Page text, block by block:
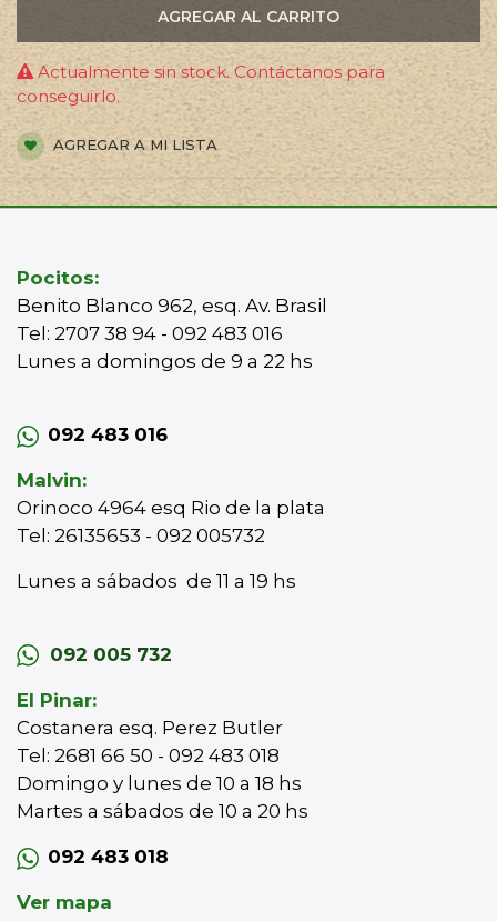
AGREGAR AL CARRITO
Actualmente sin stock. Contáctanos para
conseguirlo.
AGREGAR A MI LISTA
Pocitos:
Benito Blanco 962, esq. Av. Brasil
Tel: 2707 38 94 - 092 483 016
Lunes a domingos de 9 a 22 hs
092 483 016
Malvin:
Orinoco 4964 esq Rio de la plata
Tel: 26135653 - 092 005732
Lunes a sábados de 11 a 19 hs
092 005 732
El Pinar:
Costanera esq. Perez Butler
Tel: 2681 66 50 - 092 483 018
Domingo y lunes de 10 a 18 hs
Martes a sábados de 10 a 20 hs
092 483 018
Ver mapa